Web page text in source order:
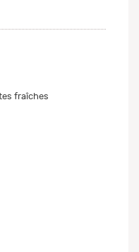
fraîches